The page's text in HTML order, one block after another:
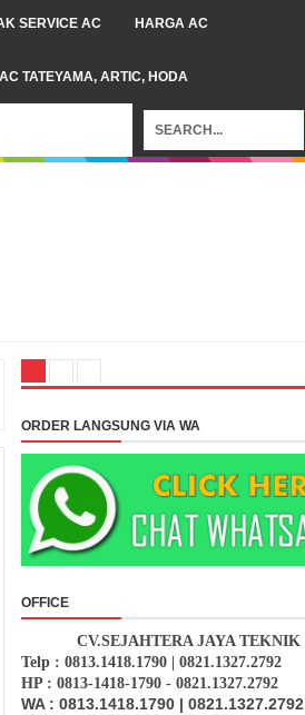
SERVICE AC HARGA AC
TATEYAMA, ARTIC, HODA
ORDER LANGSUNG VIA WA
OFFICE
CV.SEJAHTERA JAYA TEKNIK
Telp : 0813.1418.1790 | 0821.1327.2792
HP : 0813-1418-1790 - 0821.1327.2792
WA : 0813.1418.1790 | 0821.1327.2792